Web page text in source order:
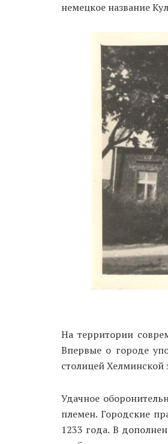
немецкое название
На территории
Впервые о городе
столицей Хелминской
Удачное
племен. Городские
1233 года. В